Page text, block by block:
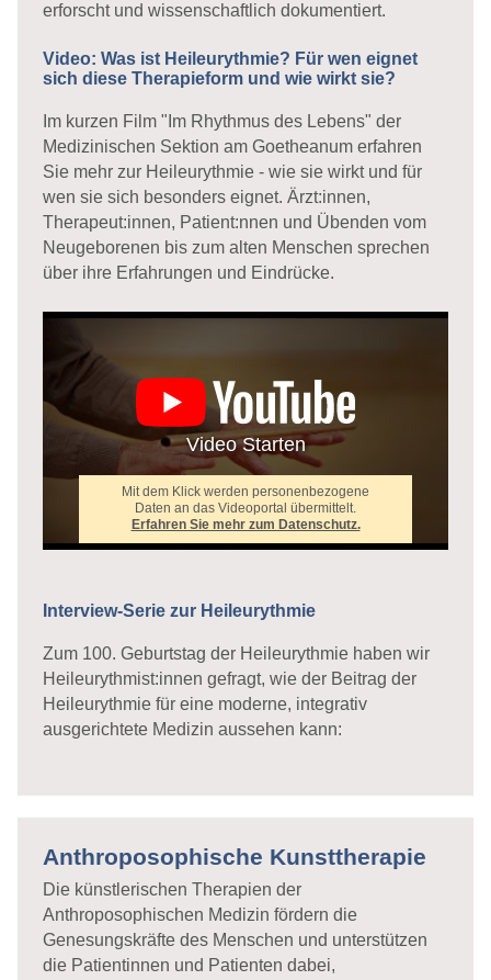
erforscht und wissenschaftlich dokumentiert.
Video: Was ist Heileurythmie? Für wen eignet
sich diese Therapieform und wie wirkt sie?
Im kurzen Film "Im Rhythmus des Lebens" der
Medizinischen Sektion am Goetheanum erfahren
Sie mehr zur Heileurythmie - wie sie wirkt und für
wen sie sich besonders eignet. Ärzt:innen,
Therapeut:innen, Patient:nnen und Übenden vom
Neugeborenen bis zum alten Menschen sprechen
über ihre Erfahrungen und Eindrücke.
Video Starten
Mit dem Klick werden personenbezogene
Daten an das Videoportal übermittelt.
Erfahren Sie mehr zum Datenschutz.
Interview-Serie zur Heileurythmie
Zum 100. Geburtstag der Heileurythmie haben wir
Heileurythmist:innen gefragt, wie der Beitrag der
Heileurythmie für eine moderne, integrativ
ausgerichtete Medizin aussehen kann:
Anthroposophische Kunsttherapie
Die künstlerischen Therapien der
Anthroposophischen Medizin fördern die
Genesungskräfte des Menschen und unterstützen
die Patientinnen und Patienten dabei,